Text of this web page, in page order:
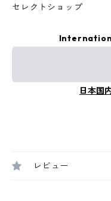
セレクトショップ
日本国
レビュー